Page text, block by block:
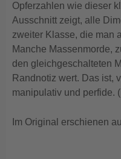
Opferzahlen wie dieser
Ausschnitt zeigt, alle
zweiter Klasse, die man
Manche Massenmorde,
den gleichgeschalteten
Randnotiz wert. Das ist,
manipulativ und perfide.
Im Original erschienen